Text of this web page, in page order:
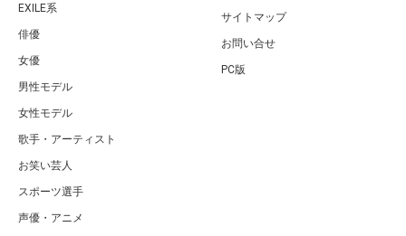
EXILE系
俳優
女優
男性モデル
女性モデル
歌手・アーティスト
お笑い芸人
スポーツ選手
声優・アニメ
サイトマップ
お問い合せ
PC版